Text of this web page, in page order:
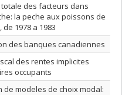
des facteurs dans
la peche aux poissons de
1978 a 1983
des banques canadiennes
des rentes implicites
occupants
de modeles de choix modal: